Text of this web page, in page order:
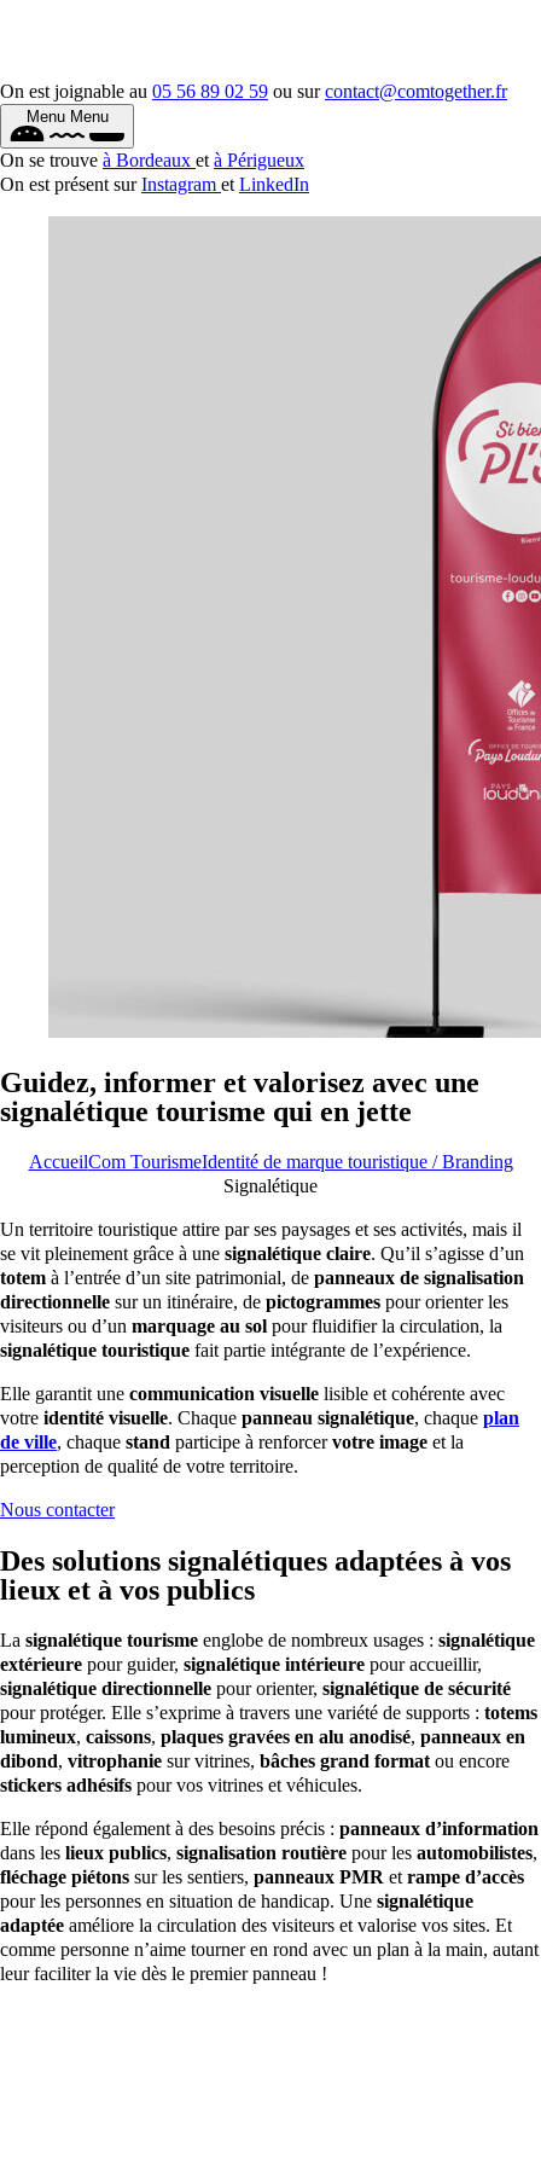
On est joignable au 05 56 89 02 59 ou surcontact@comtogether.fr
Menu Menu
On se trouve à Bordeaux et à Périgueux
On est présent surInstagram et LinkedIn
Guidez, informer et valorisez avec une
signalétique tourisme qui en jette
AccueilCom TourismeIdentité de marque touristique / Branding
Signalétique
Un territoire touristique attire par ses paysages et ses activités, mais il
se vit pleinement grâce à une signalétique claire. Qu’il s’agisse d’un
totem à l’entrée d’un site patrimonial, de panneaux de signalisation
directionnelle sur un itinéraire, de pictogrammes pour orienter les
visiteurs ou d’un marquage au sol pour fluidifier la circulation, la
signalétique touristique fait partie intégrante de l’expérience.
Elle garantit une communication visuelle lisible et cohérente avec
votre identité visuelle. Chaque panneau signalétique, chaque plan
de ville, chaque stand participe à renforcervotre image et la
perception de qualité de votre territoire.
Nous contacter
Des solutions signalétiques adaptées à vos
lieux et à vos publics
La signalétique tourisme englobe de nombreux usages : signalétique
extérieure pour guider, signalétique intérieure pour accueillir,
signalétique directionnelle pour orienter, signalétique de sécurité
pour protéger. Elle s’exprime à travers une variété de supports : totems
lumineux, caissons, plaques gravées en alu anodisé, panneaux en
dibond, vitrophanie sur vitrines, bâches grand format ou encore
stickers adhésifs pour vos vitrines et véhicules.
Elle répond également à des besoins précis : panneaux d’information
dans les lieux publics, signalisation routière pour les automobilistes,
fléchage piétons sur les sentiers, panneaux PMR et rampe d’accès
pour les personnes en situation de handicap. Une signalétique
adaptée améliore la circulation des visiteurs et valorise vos sites. Et
comme personne n’aime tourner en rond avec un plan à la main, autant
leur faciliter la vie dès le premier panneau !